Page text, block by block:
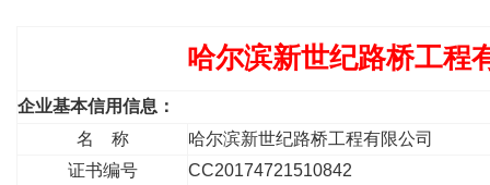
哈尔滨新世纪路桥工程
企业基本信用信息：
名 称
哈尔滨新世纪路桥工程有限公司
证书编号
CC20174721510842